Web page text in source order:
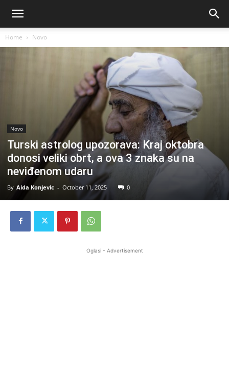
Home Novo
Novo
Turski astrolog upozorava: Kraj oktobra
donosi veliki obrt, a ova 3 znaka su na
neviđenom udaru
By Aida Konjevic - October 11, 2025 0
Oglasi - Advertisement